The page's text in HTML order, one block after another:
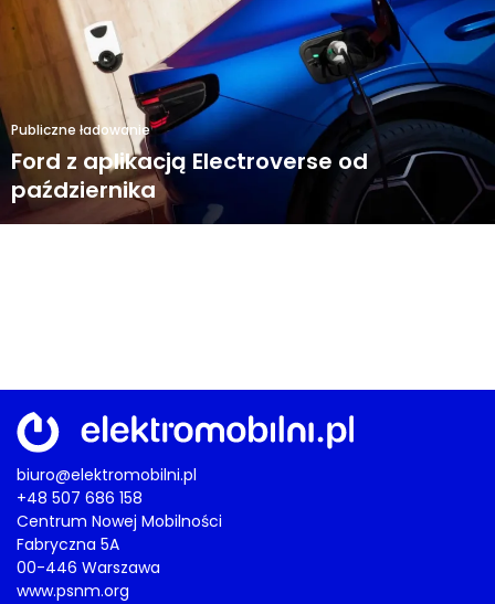
Publiczne ładowanie
Ford z aplikacją Electroverse od
października
biuro@elektromobilni.pl
+48 507 686 158
Centrum Nowej Mobilności
Fabryczna 5A
00-446 Warszawa
www.psnm.org